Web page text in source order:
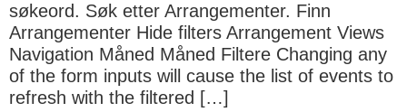
søkeord. Søk etter Arrangementer. Finn
Arrangementer Hide filters Arrangement Views
Navigation Måned Måned Filtere Changing any
of the form inputs will cause the list of events to
refresh with the filtered […]